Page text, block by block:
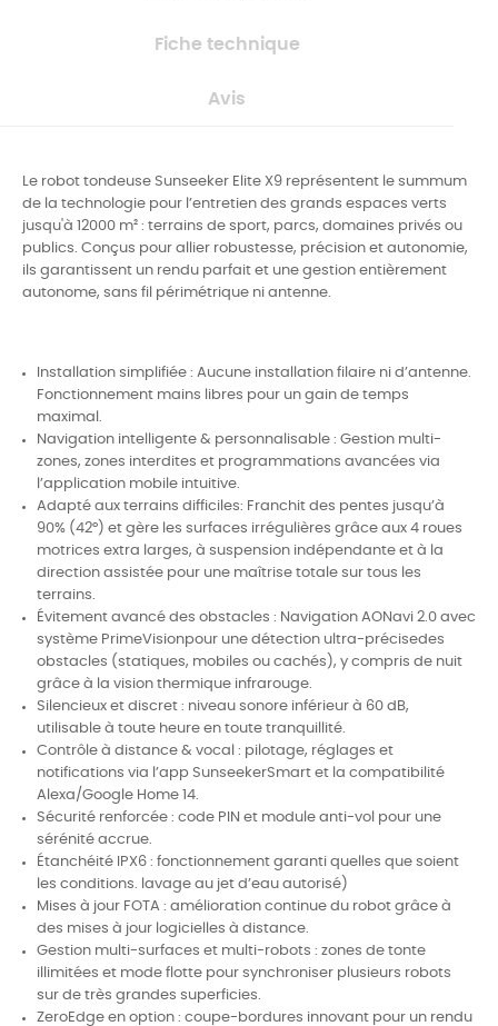
Fiche technique
Avis
Le robot tondeuse Sunseeker Elite X9 représentent le summum
de la technologie pour l’entretien des grands espaces verts
jusqu'à 12000 m² : terrains de sport, parcs, domaines privés ou
publics. Conçus pour allier robustesse, précision et autonomie,
ils garantissent un rendu parfait et une gestion entièrement
autonome, sans fil périmétrique ni antenne.
Installation simplifiée : Aucune installation filaire ni d’antenne.
Fonctionnement mains libres pour un gain de temps
maximal.
Navigation intelligente & personnalisable : Gestion multi-
zones, zones interdites et programmations avancées via
l’application mobile intuitive.
Adapté aux terrains difficiles: Franchit des pentes jusqu’à
90% (42°) et gère les surfaces irrégulières grâce aux 4 roues
motrices extra larges, à suspension indépendante et à la
direction assistée pour une maîtrise totale sur tous les
terrains.
Évitement avancé des obstacles : Navigation AONavi 2.0 avec
système PrimeVisionpour une détection ultra-précisedes
obstacles (statiques, mobiles ou cachés), y compris de nuit
grâce à la vision thermique infrarouge.
Silencieux et discret : niveau sonore inférieur à 60 dB,
utilisable à toute heure en toute tranquillité.
Contrôle à distance & vocal : pilotage, réglages et
notifications via l’app SunseekerSmart et la compatibilité
Alexa/Google Home 14.
Sécurité renforcée : code PIN et module anti-vol pour une
sérénité accrue.
Étanchéité IPX6 : fonctionnement garanti quelles que soient
les conditions. lavage au jet d’eau autorisé)
Mises à jour FOTA : amélioration continue du robot grâce à
des mises à jour logicielles à distance.
Gestion multi-surfaces et multi-robots : zones de tonte
illimitées et mode flotte pour synchroniser plusieurs robots
sur de très grandes superficies.
ZeroEdge en option : coupe-bordures innovant pour un rendu